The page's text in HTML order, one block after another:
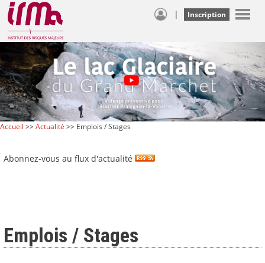
| Inscription
Accueil >>Actualité >> Emplois / Stages
Abonnez-vous au flux d'actualité
Emplois / Stages